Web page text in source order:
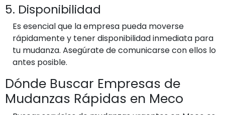
5. Disponibilidad
Es esencial que la empresa pueda moverse
rápidamente y tener disponibilidad inmediata para
tu mudanza. Asegúrate de comunicarse con ellos lo
antes posible.
Dónde Buscar Empresas de
Mudanzas Rápidas en Meco